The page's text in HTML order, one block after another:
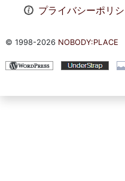
プライバシーポリ
© 1998-2026 NOBODY:PLACE